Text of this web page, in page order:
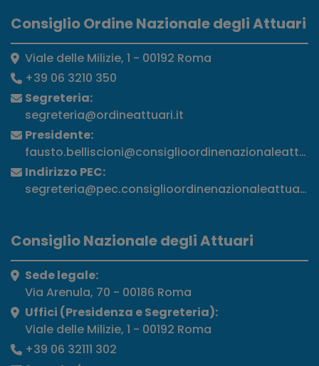
Consiglio Ordine Nazionale degli Attuari
Viale delle Milizie, 1 - 00192 Roma
+39 06 3210 350
Segreteria:
segreteria@ordineattuari.it
Presidente:
Indirizzo PEC:
segreteria@pec.consiglioordinenazionaleattuari.it
Consiglio Nazionale degli Attuari
Sede legale:
Via Arenula, 70 - 00186 Roma
Uffici (Presidenza e Segreteria):
Viale delle Milizie, 1 - 00192 Roma
+39 06 32111 302